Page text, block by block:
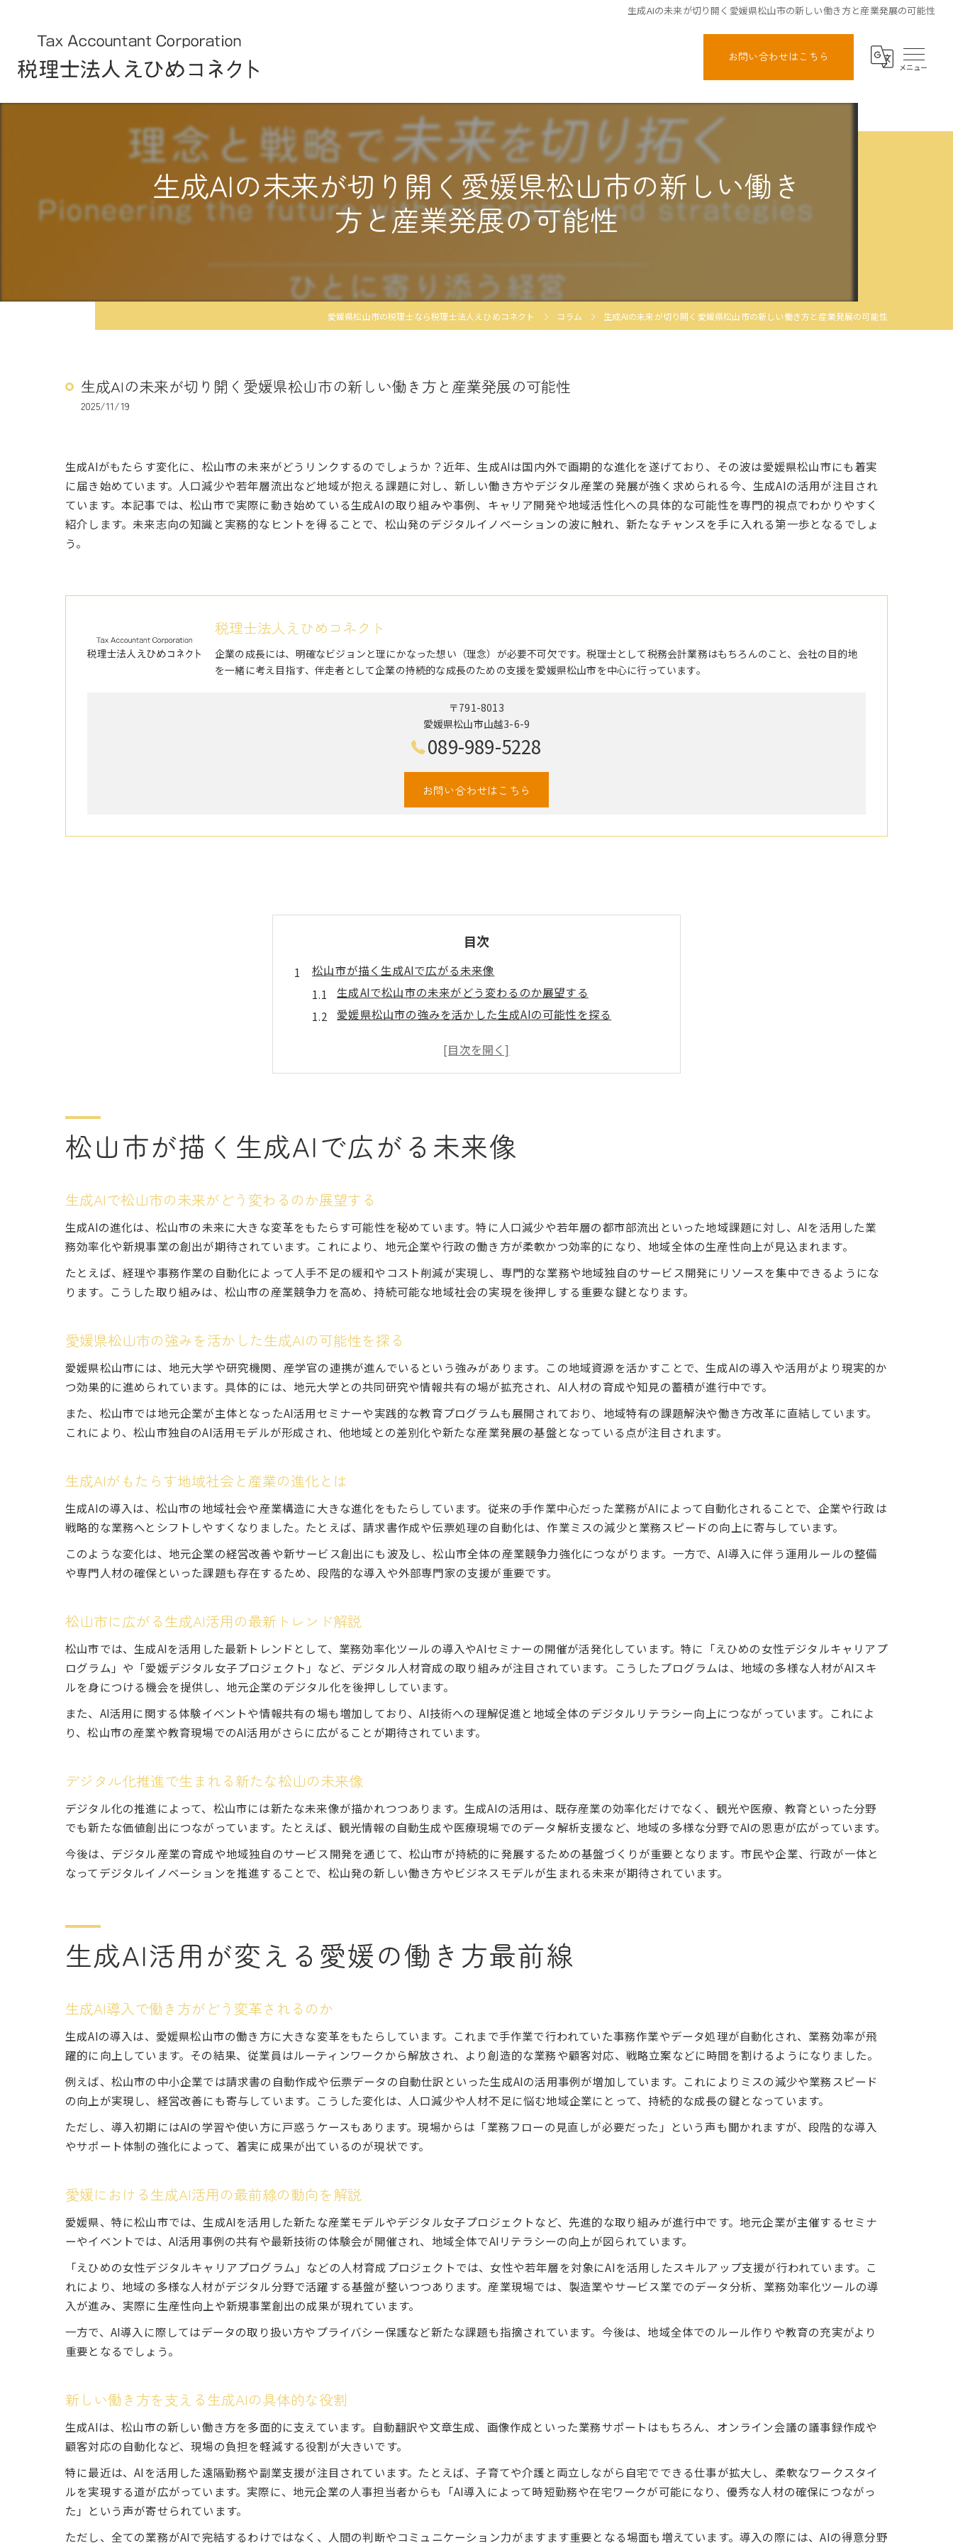
生成AIの未来が切り開く愛媛県松山市の新しい働き方と産業発展の可能性
お問い合わせはこちら
生成AIの未来が切り開く愛媛県松山市の新しい働き
方と産業発展の可能性
愛媛県松山市の税理士なら税理士法人えひめコネクト コラム 生成AIの未来が切り開く愛媛県松山市の新しい働き方と産業発展の可能性
生成AIの未来が切り開く愛媛県松山市の新しい働き方と産業発展の可能性
2025/11/19
生成AIがもたらす変化に、松山市の未来がどうリンクするのでしょうか？近年、生成AIは国内外で画期的な進化を遂げており、その波は愛媛県松山市にも着実
に届き始めています。人口減少や若年層流出など地域が抱える課題に対し、新しい働き方やデジタル産業の発展が強く求められる今、生成AIの活用が注目され
ています。本記事では、松山市で実際に動き始めている生成AIの取り組みや事例、キャリア開発や地域活性化への具体的な可能性を専門的視点でわかりやすく
紹介します。未来志向の知識と実務的なヒントを得ることで、松山発のデジタルイノベーションの波に触れ、新たなチャンスを手に入れる第一歩となるでしょ
う。
税理士法人えひめコネクト
企業の成長には、明確なビジョンと理にかなった想い（理念）が必要不可欠です。税理士として税務会計業務はもちろんのこと、会社の目的地
を一緒に考え目指す、伴走者として企業の持続的な成長のための支援を愛媛県松山市を中心に行っています。
〒791-8013
愛媛県松山市山越3-6-9
089-989-5228
お問い合わせはこちら
目次
松山市が描く生成AIで広がる未来像
生成AIで松山市の未来がどう変わるのか展望する
愛媛県松山市の強みを活かした生成AIの可能性を探る
松山市に広がる生成AI活用の最新トレンド解説
愛媛における生成AI活用の最前線の動向を解説
松山市記者会見で語られるAI活用の実態に注目
地域活性化に生成AIが与える新たな可能性
生成AIがもたらす地域活性化の具体的な事例
松山市で進む生成AIによる産業振興の可能性
生成AI導入で観光業や中小企業はどう変わるか
えひめの女性デジタルキャリアプログラムが地域に与える影響
女性も活躍できる生成AI時代の松山とは
生成AI時代の松山で女性が活躍できる理由
愛媛デジタル女子プロジェクトと女性のキャリア形成
生成AIが女性の働き方に与えるプラスの影響
デジタル人材育成が女性の活躍を後押しする仕組み
愛媛デジタル女子プロジェクトと生成AIの連携強化
キャリアアップに役立つ生成AIスキルの磨き方
生成AIで生まれる松山の新しいキャリア開発
生成AIを活かした松山独自のキャリア開発とは
生成AI時代に求められる新しい仕事と能力を考察
地元で活躍するための生成AIスキル習得の秘訣
生成AI活用で広がる多様なキャリアパス
女性におすすめの生成AIキャリア形成方法
松山市が描く生成AIで広がる未来像
生成AIで松山市の未来がどう変わるのか展望する
生成AIの進化は、松山市の未来に大きな変革をもたらす可能性を秘めています。特に人口減少や若年層の都市部流出といった地域課題に対し、AIを活用した業
務効率化や新規事業の創出が期待されています。これにより、地元企業や行政の働き方が柔軟かつ効率的になり、地域全体の生産性向上が見込まれます。
たとえば、経理や事務作業の自動化によって人手不足の緩和やコスト削減が実現し、専門的な業務や地域独自のサービス開発にリソースを集中できるようにな
ります。こうした取り組みは、松山市の産業競争力を高め、持続可能な地域社会の実現を後押しする重要な鍵となります。
愛媛県松山市の強みを活かした生成AIの可能性を探る
愛媛県松山市には、地元大学や研究機関、産学官の連携が進んでいるという強みがあります。この地域資源を活かすことで、生成AIの導入や活用がより現実的か
つ効果的に進められています。具体的には、地元大学との共同研究や情報共有の場が拡充され、AI人材の育成や知見の蓄積が進行中です。
また、松山市では地元企業が主体となったAI活用セミナーや実践的な教育プログラムも展開されており、地域特有の課題解決や働き方改革に直結しています。
これにより、松山市独自のAI活用モデルが形成され、他地域との差別化や新たな産業発展の基盤となっている点が注目されます。
生成AIがもたらす地域社会と産業の進化とは
生成AIの導入は、松山市の地域社会や産業構造に大きな進化をもたらしています。従来の手作業中心だった業務がAIによって自動化されることで、企業や行政は
戦略的な業務へとシフトしやすくなりました。たとえば、請求書作成や伝票処理の自動化は、作業ミスの減少と業務スピードの向上に寄与しています。
このような変化は、地元企業の経営改善や新サービス創出にも波及し、松山市全体の産業競争力強化につながります。一方で、AI導入に伴う運用ルールの整備
や専門人材の確保といった課題も存在するため、段階的な導入や外部専門家の支援が重要です。
松山市に広がる生成AI活用の最新トレンド解説
松山市では、生成AIを活用した最新トレンドとして、業務効率化ツールの導入やAIセミナーの開催が活発化しています。特に「えひめの女性デジタルキャリアプ
ログラム」や「愛媛デジタル女子プロジェクト」など、デジタル人材育成の取り組みが注目されています。こうしたプログラムは、地域の多様な人材がAIスキ
ルを身につける機会を提供し、地元企業のデジタル化を後押ししています。
また、AI活用に関する体験イベントや情報共有の場も増加しており、AI技術への理解促進と地域全体のデジタルリテラシー向上につながっています。これによ
り、松山市の産業や教育現場でのAI活用がさらに広がることが期待されています。
デジタル化推進で生まれる新たな松山の未来像
デジタル化の推進によって、松山市には新たな未来像が描かれつつあります。生成AIの活用は、既存産業の効率化だけでなく、観光や医療、教育といった分野
でも新たな価値創出につながっています。たとえば、観光情報の自動生成や医療現場でのデータ解析支援など、地域の多様な分野でAIの恩恵が広がっています。
今後は、デジタル産業の育成や地域独自のサービス開発を通じて、松山市が持続的に発展するための基盤づくりが重要となります。市民や企業、行政が一体と
なってデジタルイノベーションを推進することで、松山発の新しい働き方やビジネスモデルが生まれる未来が期待されています。
生成AI活用が変える愛媛の働き方最前線
生成AI導入で働き方がどう変革されるのか
生成AIの導入は、愛媛県松山市の働き方に大きな変革をもたらしています。これまで手作業で行われていた事務作業やデータ処理が自動化され、業務効率が飛
躍的に向上しています。その結果、従業員はルーティンワークから解放され、より創造的な業務や顧客対応、戦略立案などに時間を割けるようになりました。
例えば、松山市の中小企業では請求書の自動作成や伝票データの自動仕訳といった生成AIの活用事例が増加しています。これによりミスの減少や業務スピード
の向上が実現し、経営改善にも寄与しています。こうした変化は、人口減少や人材不足に悩む地域企業にとって、持続的な成長の鍵となっています。
ただし、導入初期にはAIの学習や使い方に戸惑うケースもあります。現場からは「業務フローの見直しが必要だった」という声も聞かれますが、段階的な導入
やサポート体制の強化によって、着実に成果が出ているのが現状です。
愛媛における生成AI活用の最前線の動向を解説
愛媛県、特に松山市では、生成AIを活用した新たな産業モデルやデジタル女子プロジェクトなど、先進的な取り組みが進行中です。地元企業が主催するセミナ
ーやイベントでは、AI活用事例の共有や最新技術の体験会が開催され、地域全体でAIリテラシーの向上が図られています。
「えひめの女性デジタルキャリアプログラム」などの人材育成プロジェクトでは、女性や若年層を対象にAIを活用したスキルアップ支援が行われています。こ
れにより、地域の多様な人材がデジタル分野で活躍する基盤が整いつつあります。産業現場では、製造業やサービス業でのデータ分析、業務効率化ツールの導
入が進み、実際に生産性向上や新規事業創出の成果が現れています。
一方で、AI導入に際してはデータの取り扱い方やプライバシー保護など新たな課題も指摘されています。今後は、地域全体でのルール作りや教育の充実がより
重要となるでしょう。
新しい働き方を支える生成AIの具体的な役割
生成AIは、松山市の新しい働き方を多面的に支えています。自動翻訳や文章生成、画像作成といった業務サポートはもちろん、オンライン会議の議事録作成や
顧客対応の自動化など、現場の負担を軽減する役割が大きいです。
特に最近は、AIを活用した遠隔勤務や副業支援が注目されています。たとえば、子育てや介護と両立しながら自宅でできる仕事が拡大し、柔軟なワークスタイ
ルを実現する道が広がっています。実際に、地元企業の人事担当者からも「AI導入によって時短勤務や在宅ワークが可能になり、優秀な人材の確保につながっ
た」という声が寄せられています。
ただし、全ての業務がAIで完結するわけではなく、人間の判断やコミュニケーション力がますます重要となる場面も増えています。導入の際には、AIの得意分野